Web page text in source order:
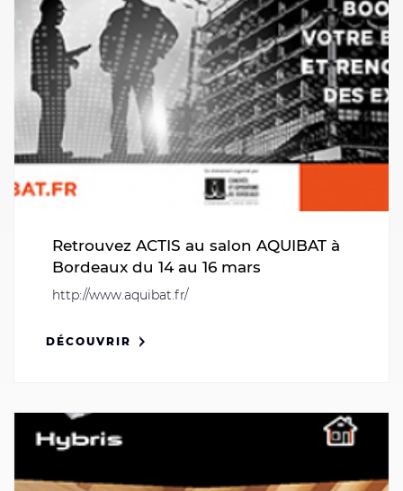
Retrouvez ACTIS au salon AQUIBAT à
Bordeaux du 14 au 16 mars
http://www.aquibat.fr/
DÉCOUVRIR